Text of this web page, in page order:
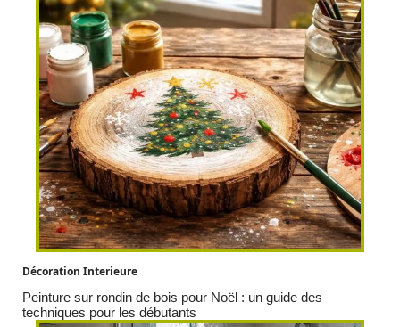
Décoration Interieure
Peinture sur rondin de bois pour Noël : un guide des
techniques pour les débutants